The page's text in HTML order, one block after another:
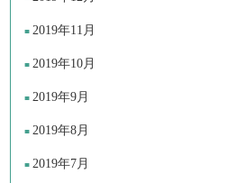
2019年11月
2019年10月
2019年9月
2019年8月
2019年7月